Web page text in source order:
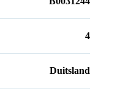
4
Duitsland